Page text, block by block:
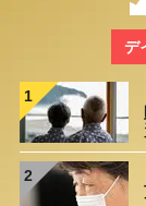
デ
1
2